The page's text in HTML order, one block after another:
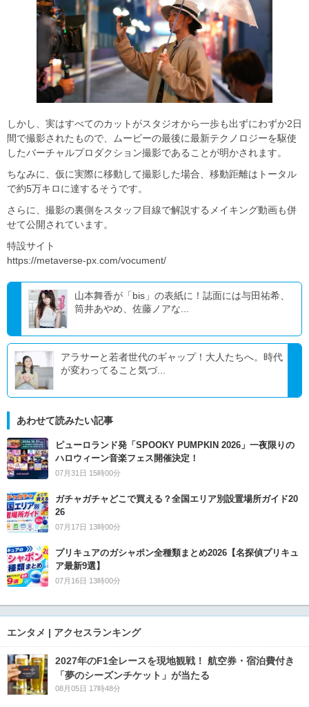
しかし、実はすべてのカットがスタジオから一歩も出ずにわずか2日
間で撮影されたもので、ムービーの最後に最新テクノロジーを駆使
したバーチャルプロダクション撮影であることが明かされます。
ちなみに、仮に実際に移動して撮影した場合、移動距離はトータル
で約5万キロに達するそうです。
さらに、撮影の裏側をスタッフ目線で解説するメイキング動画も併
せて公開されています。
特設サイト
https://metaverse-px.com/vocument/
山本舞香が「bis」の表紙に！誌面には与田祐希、
筒井あやめ、佐藤ノアな...
アラサーと若者世代のギャップ！大人たちへ。時代
が変わってること気づ...
あわせて読みたい記事
ピューロランド発「SPOOKY PUMPKIN 2026」一夜限りの
ハロウィーン音楽フェス開催決定！
07月31日 15時00分
ガチャガチャどこで買える？全国エリア別設置場所ガイド20
26
07月17日 13時00分
プリキュアのガシャポン全種類まとめ2026【名探偵プリキュ
ア最新9選】
07月16日 13時00分
エンタメ | アクセスランキング
2027年のF1全レースを現地観戦！ 航空券・宿泊費付き
「夢のシーズンチケット」が当たる
08月05日 17時48分